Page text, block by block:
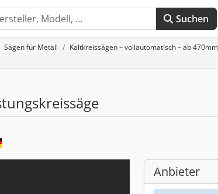
Suchen
Sägen für Metall
Kaltkreissägen – vollautomatisch – ab
Anbieter